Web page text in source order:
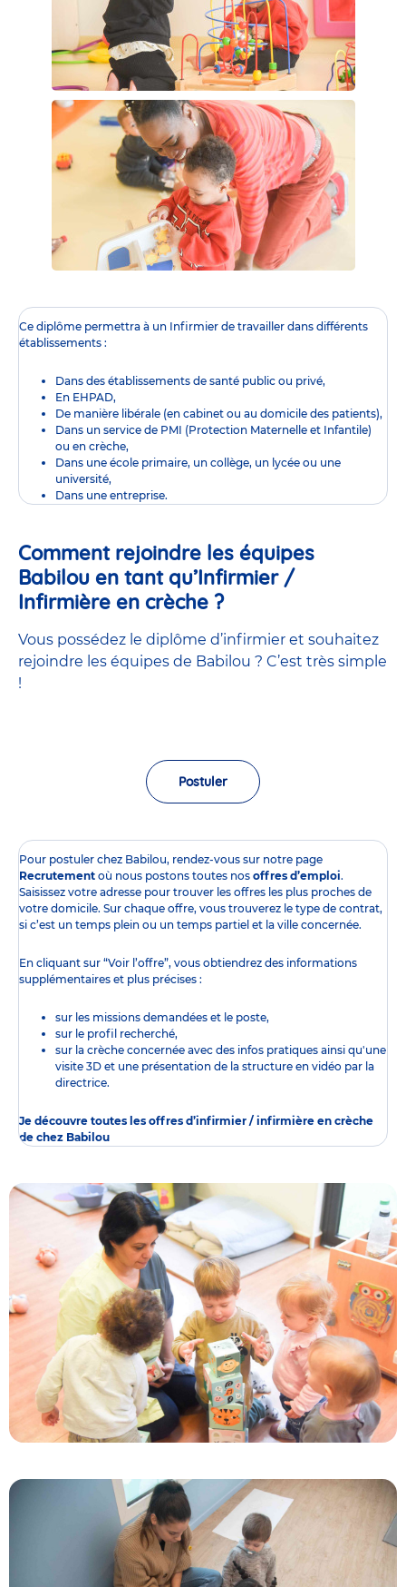
Ce diplôme permettra à un Infirmier de travailler dans différents
établissements :
Dans des établissements de santé public ou privé,
En EHPAD,
De manière libérale (en cabinet ou au domicile des patients),
Dans un service de PMI (Protection Maternelle et Infantile)
ou en crèche,
Dans une école primaire, un collège, un lycée ou une
université,
Dans une entreprise.
Comment rejoindre les équipes
Babilou en tant qu’Infirmier /
Infirmière en crèche ?
Vous possédez le diplôme d’infirmier et souhaitez
rejoindre les équipes de Babilou ? C’est très simple
!
Postuler
Pour postuler chez Babilou, rendez-vous sur notre page
Recrutement où nous postons toutes nos offres d’emploi.
Saisissez votre adresse pour trouver les offres les plus proches de
votre domicile. Sur chaque offre, vous trouverez le type de contrat,
si c’est un temps plein ou un temps partiel et la ville concernée.
En cliquant sur “Voir l’offre”, vous obtiendrez des informations
supplémentaires et plus précises :
sur les missions demandées et le poste,
sur le profil recherché,
sur la crèche concernée avec des infos pratiques ainsi qu'une
visite 3D et une présentation de la structure en vidéo par la
directrice.
Je découvre toutes les offres d’infirmier / infirmière en crèche
de chez Babilou